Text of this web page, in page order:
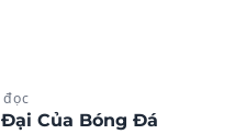
Của Bóng Đá